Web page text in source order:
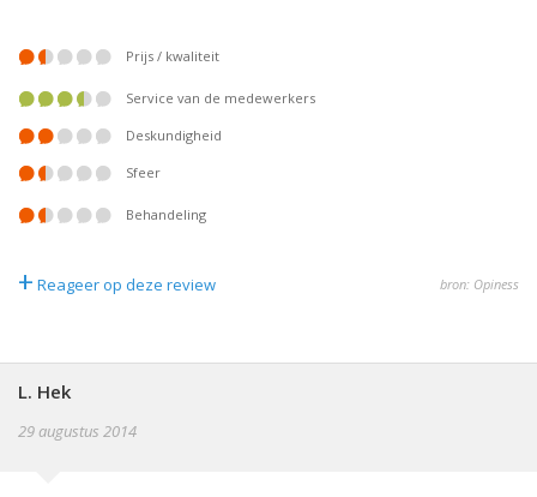
Prijs / kwaliteit
Service van de medewerkers
Deskundigheid
Sfeer
Behandeling
+ Reageer op deze review bron: Opiness
L. Hek
29 augustus 2014